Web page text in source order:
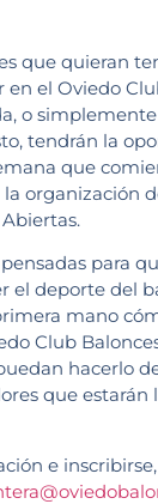
que quieran
el Oviedo
o
tendrán la
que
organización
para
el deporte del
mano
Club
hacerlo
que estarán
e